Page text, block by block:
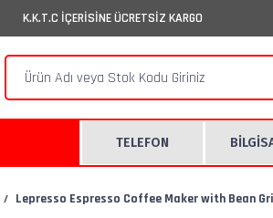
K.K.T.C İÇERİSİNE ÜCRETSİZ KARGO
TELEFON
Lepresso Espresso Coffee Maker with Bean